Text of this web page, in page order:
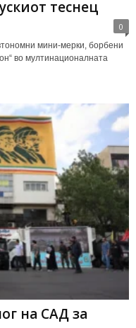
теснец
0
мини-мерки, борбени
во мултинационалната
на САД за